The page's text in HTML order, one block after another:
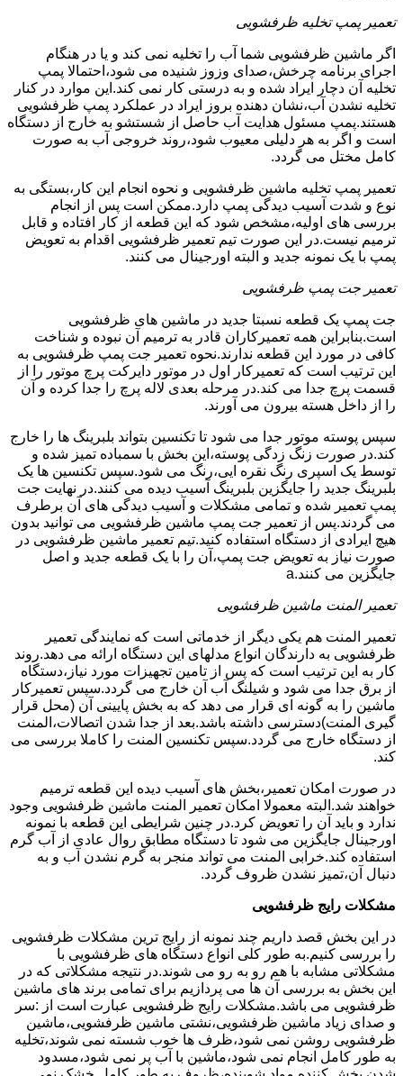
تعمیر پمپ تخلیه ظرفشویی
اگر ماشین ظرفشویی شما آب را تخلیه نمی کند و یا در هنگام
اجرای برنامه چرخش،صدای وزوز شنیده می شود،احتمالا پمپ
تخلیه آن دچار ایراد شده و به درستی کار نمی کند.این موارد در کنار
تخلیه نشدن آب،نشان دهنده بروز ایراد در عملکرد پمپ ظرفشویی
هستند.پمپ مسئول هدایت آب حاصل از شستشو به خارج از دستگاه
است و اگر به هر دلیلی معیوب شود،روند خروجی آب به صورت
کامل مختل می گردد.
تعمیر پمپ تخلیه ماشین ظرفشویی و نحوه انجام این کار،بستگی به
نوع و شدت آسیب دیدگی پمپ دارد.ممکن است پس از انجام
بررسی های اولیه،مشخص شود که این قطعه از کار افتاده و قابل
ترمیم نیست.در این صورت تیم تعمیر ظرفشویی اقدام به تعویض
پمپ با یک نمونه جدید و البته اورجینال می کنند.
تعمیر جت پمپ ظرفشویی
جت پمپ یک قطعه نسبتا جدید در ماشین های ظرفشویی
است.بنابراین همه تعمیرکاران قادر به ترمیم آن نبوده و شناخت
کافی در مورد این قطعه ندارند.نحوه تعمیر جت پمپ ظرفشویی به
این ترتیب است که تعمیرکار اول در موتور دایرکت پرچ موتور را از
قسمت پرچ جدا می کند.در مرحله بعدی لاله پرچ را جدا کرده و آن
را از داخل هسته بیرون می آورند.
سپس پوسته موتور جدا می شود تا تکنسین بتواند بلبرینگ ها را خارج
کند.در صورت زنگ زدگی پوسته،این بخش با سمباده تمیز شده و
توسط یک اسپری رنگ نقره ایی،رنگ می شود.سپس تکنسین ها یک
بلبرینگ جدید را جایگزین بلبرینگ آسیب دیده می کنند.در نهایت جت
پمپ تعمیر شده و تمامی مشکلات و آسیب دیدگی های آن برطرف
می گردند.پس از تعمیر جت پمپ ماشین ظرفشویی می توانید بدون
هیچ ایرادی از دستگاه استفاده کنید.تیم تعمیر ماشین ظرفشویی در
صورت نیاز به تعویض جت پمپ،آن را با یک قطعه جدید و اصل
جایگزین می کنند.a
تعمیر المنت ماشین ظرفشویی
تعمیر المنت هم یکی دیگر از خدماتی است که نمایندگی تعمیر
ظرفشویی به دارندگان انواع مدلهای این دستگاه ارائه می دهد.روند
کار به این ترتیب است که پس از تامین تجهیزات مورد نیاز،دستگاه
از برق جدا می شود و شیلنگ آب آن خارج می گردد.سپس تعمیرکار
ماشین را به گونه ای قرار می دهد که به بخش پایینی آن (محل قرار
گیری المنت)دسترسی داشته باشد.بعد از جدا شدن اتصالات،المنت
از دستگاه خارج می گردد.سپس تکنسین المنت را کاملا بررسی می
کند.
در صورت امکان تعمیر،بخش های آسیب دیده این قطعه ترمیم
خواهند شد.البته معمولا امکان تعمیر المنت ماشین ظرفشویی وجود
ندارد و باید آن را تعویض کرد.در چنین شرایطی این قطعه با نمونه
اورجینال جایگزین می شود تا دستگاه مطابق روال عادی از آب گرم
استفاده کند.خرابی المنت می تواند منجر به گرم نشدن آب و به
دنبال آن،تمیز نشدن ظروف گردد.
مشکلات رایج ظرفشویی
در این بخش قصد داریم چند نمونه از رایج ترین مشکلات ظرفشویی
را بررسی کنیم.به طور کلی انواع دستگاه های ظرفشویی با
مشکلاتی مشابه با هم رو به رو می شوند.در نتیجه مشکلاتی که در
این بخش به بررسی آن ها می پردازیم برای تمامی برند های ماشین
ظرفشویی می باشد.مشکلات رایج ظرفشویی عبارت است از :سر
و صدای زیاد ماشین ظرفشویی،نشتی ماشین ظرفشویی،ماشین
ظرفشویی روشن نمی شود،ظرف ها خوب شسته نمی شوند،تخلیه
به طور کامل انجام نمی شود،ماشین با آب پر نمی شود،مسدود